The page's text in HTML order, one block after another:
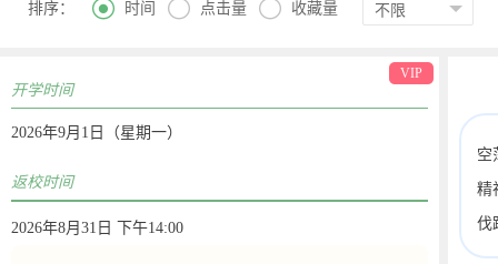
排序：  时间  点击量  收藏量
开学时间
2026年9月1日（星期一）
返校时间
2026年8月31日 下午14:00
VIP
空
精
伐